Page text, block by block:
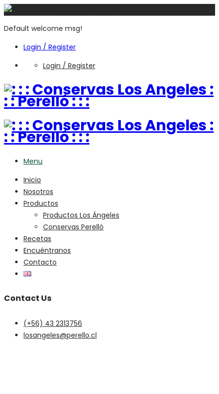
Default welcome msg!
Login / Register
Login / Register
Menu
Inicio
Nosotros
Productos
Productos Los Ángeles
Conservas Perelló
Recetas
Encuéntranos
Contacto
Contact Us
(+56) 43 2313756
losangeles@perello.cl